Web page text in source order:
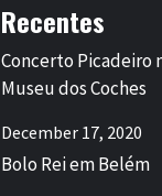
Recentes
Concerto Picadeiro
Museu dos Coches
December 17, 2020
Bolo Rei em Belém